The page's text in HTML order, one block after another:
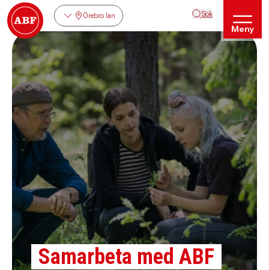
Örebro län Sök
Meny
Samarbeta med ABF